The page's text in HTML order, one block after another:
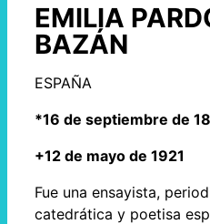
EMILIA
BAZÁN
ESPAÑA
*16 de septiembre de
+12 de mayo de 1921
Fue una ensayista,
catedrática y poetisa